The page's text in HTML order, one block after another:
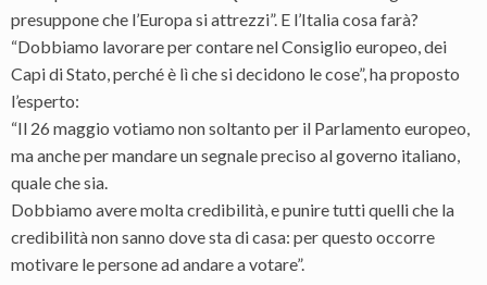
presuppone che l’Europa si attrezzi”. E l’Italia cosa farà?
“Dobbiamo lavorare per contare nel Consiglio europeo, dei
Capi di Stato, perché è lì che si decidono le cose”, ha proposto
l’esperto:
“Il 26 maggio votiamo non soltanto per il Parlamento europeo,
ma anche per mandare un segnale preciso al governo italiano,
quale che sia.
Dobbiamo avere molta credibilità, e punire tutti quelli che la
credibilità non sanno dove sta di casa: per questo occorre
motivare le persone ad andare a votare”.